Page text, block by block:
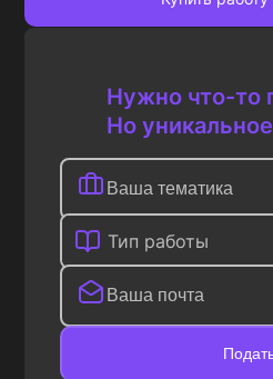
Нужно что-то
Но
Тип работы